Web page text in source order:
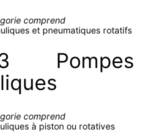
comprend
et pneumatiques rotatifs
Pompes
comprend
à piston ou rotatives